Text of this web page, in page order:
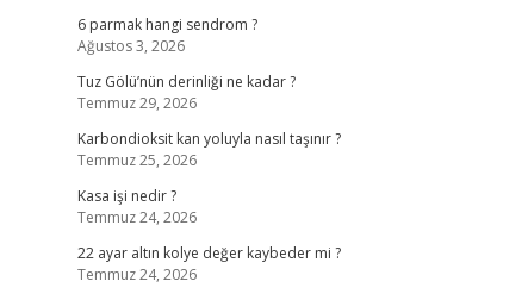
6 parmak hangi sendrom ?
Ağustos 3, 2026
Tuz Gölü’nün derinliği ne kadar ?
Temmuz 29, 2026
Karbondioksit kan yoluyla nasıl taşınır ?
Temmuz 25, 2026
Kasa işi nedir ?
Temmuz 24, 2026
22 ayar altın kolye değer kaybeder mi ?
Temmuz 24, 2026